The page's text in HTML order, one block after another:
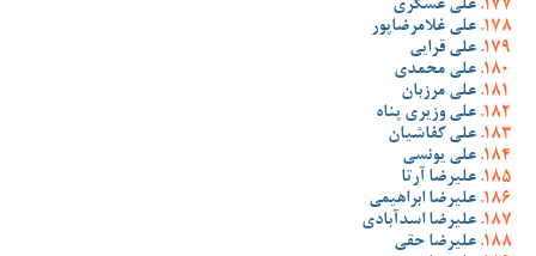
علی عسگری
علی غلامرضاپور
علی قرایی
علی محمدی
علی مرزبان
علی وزیری پناه
علی کفاشیان
علی یونسی
علیرضا آرتا
علیرضا ابراهیمی
علیرضا اسدآبادی
علیرضا حقی